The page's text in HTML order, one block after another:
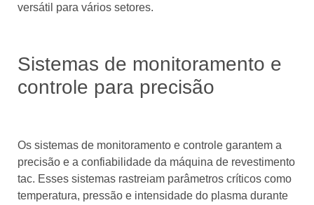
versátil para vários setores.
Sistemas de monitoramento e
controle para precisão
Os sistemas de monitoramento e controle garantem a
precisão e a confiabilidade da máquina de revestimento
tac. Esses sistemas rastreiam parâmetros críticos como
temperatura, pressão e intensidade do plasma durante